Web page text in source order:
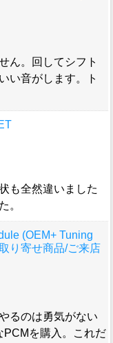
ん。回してシフト
い音がします。ト
も全然違いました
。
(OEM+ Tuning
り寄せ商品/ご来店
るのは勇気がない
PCMを購入。これだ